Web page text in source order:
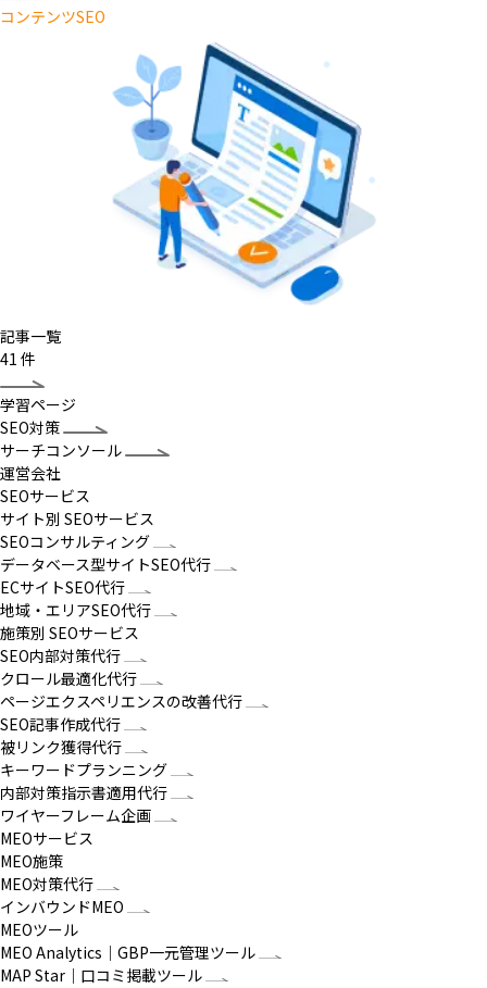
コンテンツSEO
記事一覧
41 件
学習ページ
SEO対策
サーチコンソール
運営会社
SEOサービス
サイト別 SEOサービス
SEOコンサルティング
データベース型サイトSEO代行
ECサイトSEO代行
地域・エリアSEO代行
施策別 SEOサービス
SEO内部対策代行
クロール最適化代行
ページエクスペリエンスの改善代行
SEO記事作成代行
被リンク獲得代行
キーワードプランニング
内部対策指示書適用代行
ワイヤーフレーム企画
MEOサービス
MEO施策
MEO対策代行
インバウンドMEO
MEOツール
MEO Analytics｜GBP一元管理ツール
MAP Star｜口コミ掲載ツール